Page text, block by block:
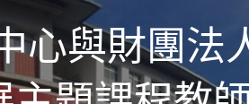
心與財團法